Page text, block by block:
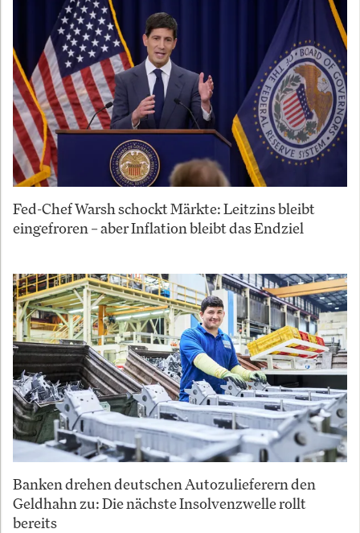
Fed-Chef Warsh schockt Märkte: Leitzins bleibt
eingefroren – aber Inflation bleibt das Endziel
Banken drehen deutschen Autozulieferern den
Geldhahn zu: Die nächste Insolvenzwelle rollt
bereits